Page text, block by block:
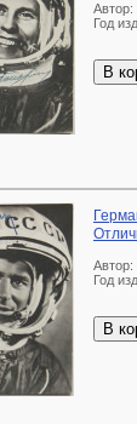
Автор:
Год
В
Автор:
Год
В